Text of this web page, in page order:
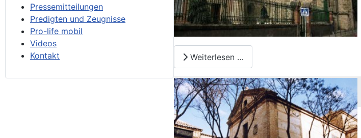
Pressemitteilungen
Predigten und Zeugnisse
Pro-life mobil
Videos
Kontakt
Weiterlesen …